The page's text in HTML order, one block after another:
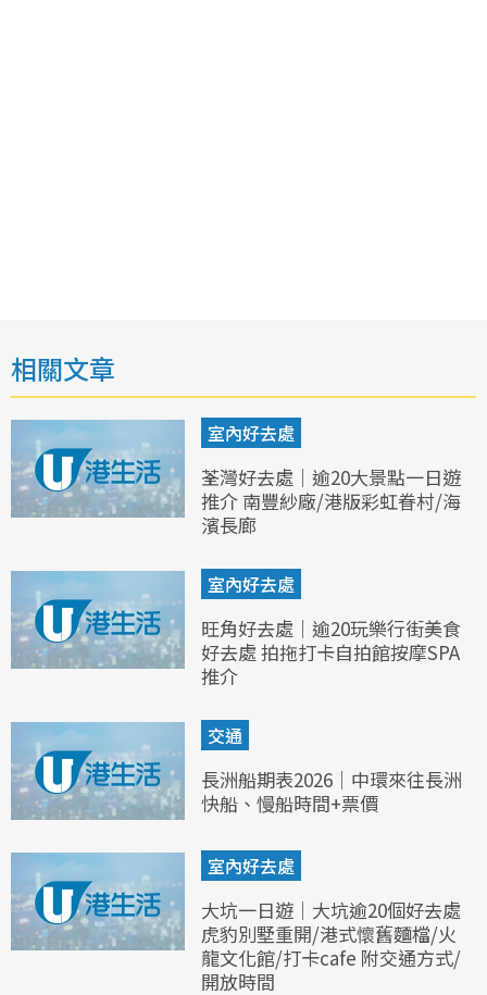
相關文章
室內好去處
荃灣好去處｜逾20大景點一日遊
推介 南豐紗廠/港版彩虹眷村/海
濱長廊
室內好去處
旺角好去處｜逾20玩樂行街美食
好去處 拍拖打卡自拍館按摩SPA
推介
交通
長洲船期表2026｜中環來往長洲
快船、慢船時間+票價
室內好去處
大坑一日遊｜大坑逾20個好去處
虎豹別墅重開/港式懷舊麵檔/火
龍文化館/打卡cafe 附交通方式/
開放時間